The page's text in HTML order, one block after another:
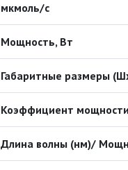
мкмоль/с
Мощность, Вт
Габаритные размеры
Коэффициент
Длина волны (нм)/